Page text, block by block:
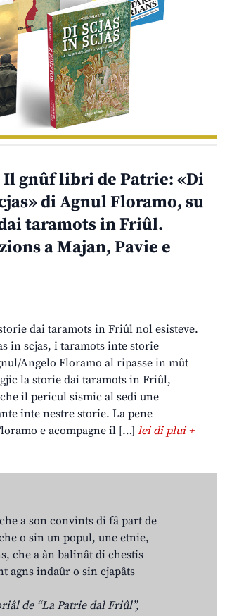
Il gnûf libri de Patrie: «Di
di Agnul Floramo, su
taramots in Friûl.
a Majan, Pavie e
dai taramots in Friûl nol esisteve.
in scjas, i taramots inte storie
Angelo Floramo al ripasse in mût
la storie dai taramots in Friûl,
il pericul sismic al sedi une
inte nestre storie. La pene
e acompagne il […]lei di plui +
a son convints di fâ part de
o sin un popul, une etnie,
che a àn balinât di chestis
agns indaûr o sin cjapâts
de “La Patrie dal Friûl”,